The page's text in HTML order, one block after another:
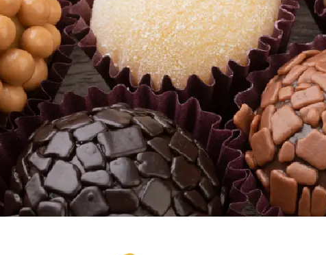
Peixes e Frutos do Mar
100% Vegetal
Doces, Bolos e Sobremesas
Pães e Massas
Bebidas
Entrevistas